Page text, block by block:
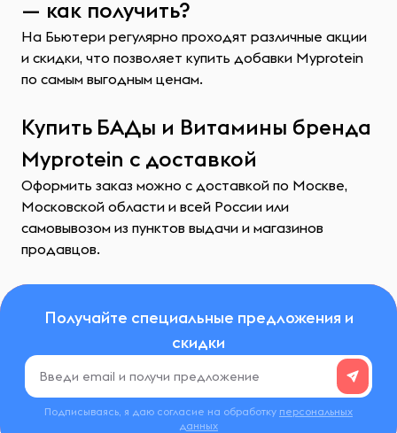
— как получить?
На Бьютери регулярно проходят различные акции
и скидки, что позволяет купить добавки Myprotein
по самым выгодным ценам.
Купить БАДы и Витамины бренда
Myprotein с доставкой
Оформить заказ можно с доставкой по Москве,
Московской области и всей России или
самовывозом из пунктов выдачи и магазинов
продавцов.
Получайте специальные предложения и
скидки
Подписываясь, я даю согласие на обработку персональных
данных